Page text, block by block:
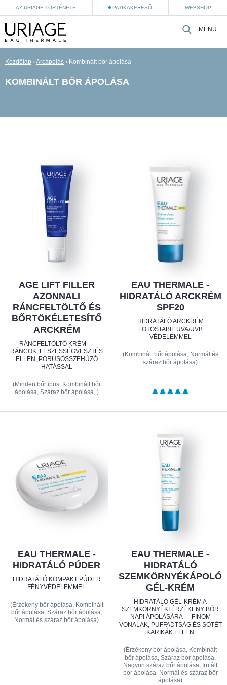
AZ URIAGE TÖRTÉNETE PATIKAKERESŐ WEBSHOP
MENÜ
Kezdőlap ›Arcápolás › Kombinált bőr ápolása
KOMBINÁLT BŐR ÁPOLÁSA
AGE LIFT FILLER
AZONNALI
RÁNCFELTÖLTŐ ÉS
BŐRTÖKÉLETESÍTŐ
ARCKRÉM
RÁNCFELTÖLTŐ KRÉM —
RÁNCOK, FESZESSÉGVESZTÉS
ELLEN, PÓRUSÖSSZEHÚZÓ
HATÁSSAL
(Minden bőrtípus, Kombinált bőr
ápolása, Száraz bőr ápolása, )
EAU THERMALE -
HIDRATÁLÓ ARCKRÉM
SPF20
HIDRATÁLÓ ARCKRÉM
FOTOSTABIL UVA/UVB
VÉDELEMMEL
(Kombinált bőr ápolása, Normál és
száraz bőr ápolása)
EAU THERMALE -
HIDRATÁLÓ PÚDER
HIDRATÁLÓ KOMPAKT PÚDER
FÉNYVÉDELEMMEL
(Érzékeny bőr ápolása, Kombinált
bőr ápolása, Száraz bőr ápolása,
Normál és száraz bőr ápolása)
EAU THERMALE -
HIDRATÁLÓ
SZEMKÖRNYÉKÁPOLÓ
GÉL-KRÉM
HIDRATÁLÓ GÉL-KRÉM A
SZEMKÖRNYÉKI ÉRZÉKENY BŐR
NAPI ÁPOLÁSÁRA — FINOM
VONALAK, PUFFADTSÁG ÉS SÖTÉT
KARIKÁK ELLEN
(Érzékeny bőr ápolása, Kombinált
bőr ápolása, Száraz bőr ápolása,
Nagyon száraz bőr ápolása, Irritált
bőr ápolása, Normál és száraz bőr
ápolása)